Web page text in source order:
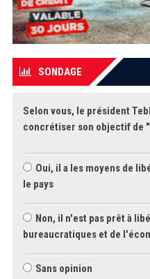
SONDAGE
Selon vous, le président
concrétiser son objectif de
Oui, il a les moyens de
le pays
Non, il n'est pas prêt à
bureaucratiques et de
Sans opinion